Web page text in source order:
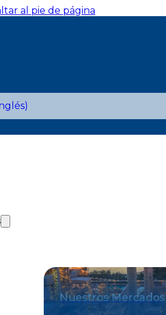
al pie de página
)
Nuestros Mercados